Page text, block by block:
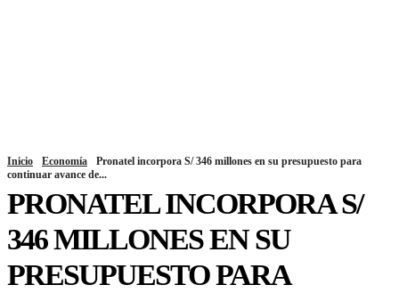
Inicio Economía
Pronatel incorpora S/ 346 millones en su presupuesto para
continuar avance de...
PRONATEL INCORPORA S/
346 MILLONES EN SU
PRESUPUESTO PARA